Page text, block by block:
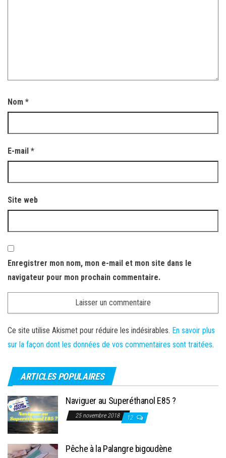
Nom *
E-mail *
Site web
Enregistrer mon nom, mon e-mail et mon site dans le
navigateur pour mon prochain commentaire.
Ce site utilise Akismet pour réduire les indésirables. En savoir plus
sur la façon dont les données de vos commentaires sont traitées.
ARTICLES POPULAIRES
Naviguer au Superéthanol E85 ?
25 novembre 2018 12
Pêche à la Palangre bigoudène